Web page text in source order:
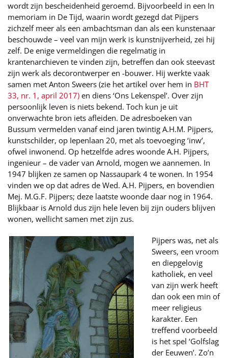
wordt zijn bescheidenheid geroemd. Bijvoorbeeld in een In
memoriam in De Tijd, waarin wordt gezegd dat Pijpers
zichzelf meer als een ambachtsman dan als een kunstenaar
beschouwde – veel van mijn werk is kunstnijverheid, zei hij
zelf. De enige vermeldingen die regelmatig in
krantenarchieven te vinden zijn, betreffen dan ook steevast
zijn werk als decorontwerper en -bouwer. Hij werkte vaak
samen met Anton Sweers (zie het artikel over hem in BHT
33, nr. 1, april 2017) en diens ‘Ons Lekenspel’. Over zijn
persoonlijk leven is niets bekend. Toch kun je uit
onverwachte bron iets afleiden. De adresboeken van
Bussum vermelden vanaf eind jaren twintig A.H.M. Pijpers,
kunstschilder, op Iepenlaan 20, met als toevoeging ‘inw’,
ofwel inwonend. Op hetzelfde adres woonde A.H. Pijpers,
ingenieur – de vader van Arnold, mogen we aannemen. In
1947 blijken ze samen op Nassaupark 4 te wonen. In 1954
vinden we op dat adres de Wed. A.H. Pijpers, en bovendien
Mej. M.G.F. Pijpers; deze laatste woonde daar nog in 1964.
Blijkbaar is Arnold dus zijn hele leven bij zijn ouders blijven
wonen, wellicht samen met zijn zus.
Pijpers was, net als
Sweers, een vroom
en diepgelovig
katholiek, en veel
van zijn werk heeft
dan ook een min of
meer religieus
karakter. Een
treffend voorbeeld
is het spel ‘Golfslag
der Eeuwen’. Zo’n